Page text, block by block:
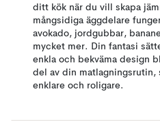
ditt kök när du vill skapa
mångsidiga äggdelare
avokado, jordgubbar,
mycket mer. Din fantasi
enkla och bekväma design
del av din matlagningsrutin,
enklare och roligare.